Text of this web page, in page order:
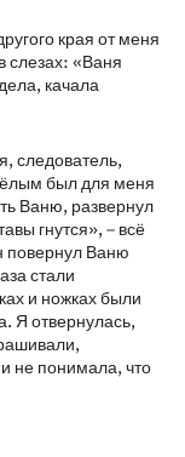
края от меня
слезах: «Ваня
качала
следователь,
был для меня
Ваню, развернул
гнутся», – всё
повернул Ваню
стали
и ножках были
Я отвернулась,
не понимала, что